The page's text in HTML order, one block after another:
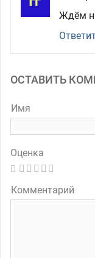
Ждём
ОСТАВИТЬ
Имя
Оценка
Комментарий